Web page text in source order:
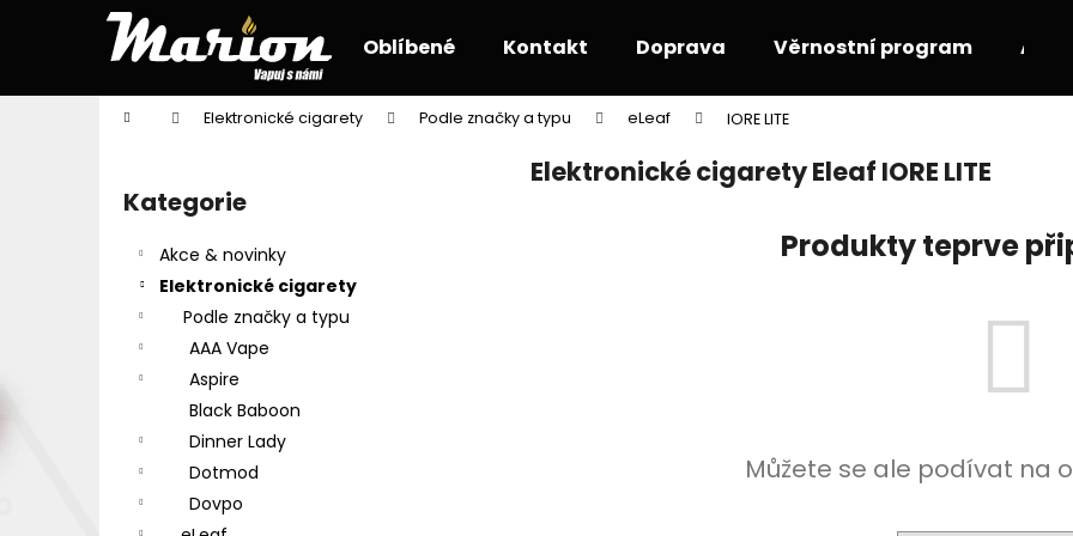
Oblíbené Kontakt Doprava Věrnostní program
Domů Elektronické cigarety Podle značky a typu eLeaf IORE LITE
Přeskočit
kategorie
Kategorie
Akce & novinky
Elektronické cigarety
Podle značky a typu
AAA Vape
Aspire
Black Baboon
Dinner Lady
Dotmod
Dovpo
Elektronické cigarety Eleaf IORE LITE
Produkty teprve
Můžete se ale podívat na
í
Zpět
do
Zpět
do
Co potřebujete najít?